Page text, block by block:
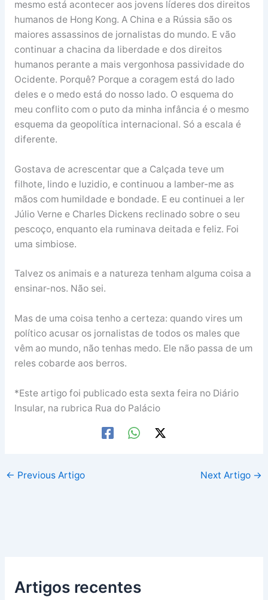
mesmo está acontecer aos jovens líderes dos direitos
humanos de Hong Kong. A China e a Rússia são os
maiores assassinos de jornalistas do mundo. E vão
continuar a chacina da liberdade e dos direitos
humanos perante a mais vergonhosa passividade do
Ocidente. Porquê? Porque a coragem está do lado
deles e o medo está do nosso lado. O esquema do
meu conflito com o puto da minha infância é o mesmo
esquema da geopolítica internacional. Só a escala é
diferente.
Gostava de acrescentar que a Calçada teve um
filhote, lindo e luzidio, e continuou a lamber-me as
mãos com humildade e bondade. E eu continuei a ler
Júlio Verne e Charles Dickens reclinado sobre o seu
pescoço, enquanto ela ruminava deitada e feliz. Foi
uma simbiose.
Talvez os animais e a natureza tenham alguma coisa a
ensinar-nos. Não sei.
Mas de uma coisa tenho a certeza: quando vires um
político acusar os jornalistas de todos os males que
vêm ao mundo, não tenhas medo. Ele não passa de um
reles cobarde aos berros.
*Este artigo foi publicado esta sexta feira no Diário
Insular, na rubrica Rua do Palácio
← Previous Artigo Next Artigo →
Artigos recentes